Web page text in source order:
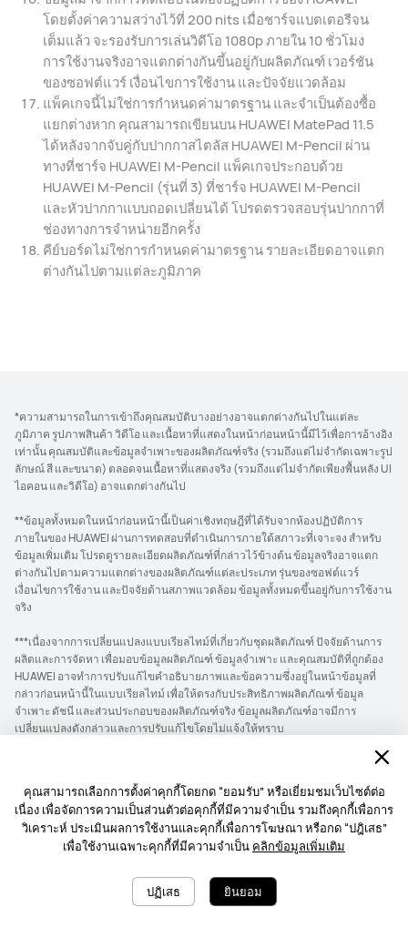
คุณสามารถเลือกการตั้งค่าคุกกี้โดยกด “ยอมรับ” หรือเยี่ยมชมเว็บไซต์ต่อ
เนื่อง เพื่อจัดการความเป็นส่วนตัวต่อคุกกี้ที่มีความจำเป็น รวมถึงคุกกี้เพื่อการ
วิเคราะห์ ประเมินผลการใช้งานและคุกกี้เพื่อการโฆษณา หรือกด “ปฎิเสธ”
เพื่อใช้งานเฉพาะคุกกี้ที่มีความจำเป็น คลิกข้อมูลเพิ่มเติม
ปฏิเสธ ยินยอม
โดยตั้งค่าความสว่างไว้ที่ 200 nits เมื่อชาร์จแบตเตอรีจน
เต็มแล้ว จะรองรับการเล่นวิดีโอ 1080p ภายใน 10 ชั่วโมง
การใช้งานจริงอาจแตกต่างกันขึ้นอยู่กับผลิตภัณฑ์ เวอร์ชัน
ของซอฟต์แวร์ เงื่อนไขการใช้งาน และปัจจัยแวดล้อม
แพ็คเกจนี้ไม่ใช่การกําหนดค่ามาตรฐาน และจําเป็นต้องซื้อ
แยกต่างหาก คุณสามารถเขียนบน HUAWEI MatePad 11.5
ได้หลังจากจับคู่กับปากกาสไตลัส HUAWEI M-Pencil ผ่าน
ทางที่ชาร์จ HUAWEI M-Pencil แพ็คเกจประกอบด้วย
HUAWEI M-Pencil (รุ่นที่ 3) ที่ชาร์จ HUAWEI M-Pencil
และหัวปากกาแบบถอดเปลี่ยนได้ โปรดตรวจสอบรุ่นปากกาที่
ช่องทางการจำหน่ายอีกครั้ง
คีย์บอร์ดไม่ใช่การกําหนดค่ามาตรฐาน รายละเอียดอาจแตก
ต่างกันไปตามแต่ละภูมิภาค
*ความสามารถในการเข้าถึงคุณสมบัติบางอย่างอาจแตกต่างกันไปในแต่ละ
ภูมิภาค รูปภาพสินค้า วิดีโอ และเนื้อหาที่แสดงในหน้าก่อนหน้านี้มีไว้เพื่อการอ้างอิง
เท่านั้น คุณสมบัติและข้อมูลจำเพาะของผลิตภัณฑ์จริง (รวมถึงแต่ไม่จำกัดเฉพาะรูป
ลักษณ์ สี และขนาด) ตลอดจนเนื้อหาที่แสดงจริง (รวมถึงแต่ไม่จำกัดเพียงพื้นหลัง UI
ไอคอน และวิดีโอ) อาจแตกต่างกันไป
**ข้อมูลทั้งหมดในหน้าก่อนหน้านี้เป็นค่าเชิงทฤษฎีที่ได้รับจากห้องปฏิบัติการ
ภายในของ HUAWEI ผ่านการทดสอบที่ดำเนินการภายใต้สภาวะที่เจาะจง สำหรับ
ข้อมูลเพิ่มเติม โปรดดูรายละเอียดผลิตภัณฑ์ที่กล่าวไว้ข้างต้น ข้อมูลจริงอาจแตก
ต่างกันไปตามความแตกต่างของผลิตภัณฑ์แต่ละประเภท รุ่นของซอฟต์แวร์
เงื่อนไขการใช้งาน และปัจจัยด้านสภาพแวดล้อม ข้อมูลทั้งหมดขึ้นอยู่กับการใช้งาน
จริง
***เนื่องจากการเปลี่ยนแปลงแบบเรียลไทม์ที่เกี่ยวกับชุดผลิตภัณฑ์ ปัจจัยด้านการ
ผลิตและการจัดหา เพื่อมอบข้อมูลผลิตภัณฑ์ ข้อมูลจำเพาะ และคุณสมบัติที่ถูกต้อง
HUAWEI อาจทำการปรับแก้ไขคำอธิบายภาพและข้อความซึ่งอยู่ในหน้าข้อมูลที่
กล่าวก่อนหน้านี้ในแบบเรียลไทม์ เพื่อให้ตรงกับประสิทธิภาพผลิตภัณฑ์ ข้อมูล
จำเพาะ ดัชนี และส่วนประกอบของผลิตภัณฑ์จริง ข้อมูลผลิตภัณฑ์อาจมีการ
เปลี่ยนแปลงดังกล่าวและการปรับแก้ไขโดยไม่แจ้งให้ทราบ
ส่งฟรี
การเปลี่ยนสินค้า
คืนภายใน 7 วัน
นโยบายการรับปร
ติดต่อเรา